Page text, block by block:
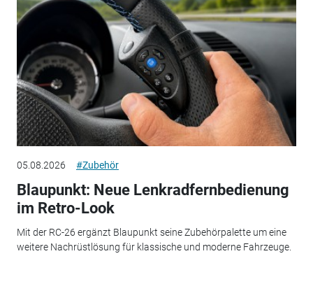
05.08.2026 #Zubehör
Blaupunkt: Neue Lenkradfernbedienung
im Retro-Look
Mit der RC-26 ergänzt Blaupunkt seine Zubehörpalette um eine
weitere Nachrüstlösung für klassische und moderne Fahrzeuge.